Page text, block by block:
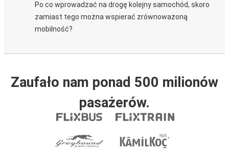
Po co wprowadzać na drogę kolejny samochód, skoro
zamiast tego można wspierać zrównoważoną
mobilność?
Zaufało nam ponad 500 milionów
pasażerów.